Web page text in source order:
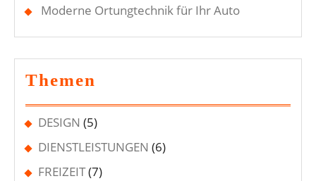
Moderne Ortungtechnik für Ihr Auto
Themen
DESIGN (5)
DIENSTLEISTUNGEN (6)
FREIZEIT(7)